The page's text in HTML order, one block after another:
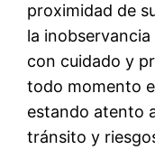
proximidad de
la
con cuidado y
todo momento
estando atento
tránsito y